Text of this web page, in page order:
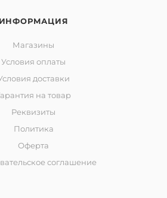
ИНФОРМАЦИЯ
Магазины
Условия оплаты
доставки
на товар
Реквизиты
Политика
Оферта
соглашение